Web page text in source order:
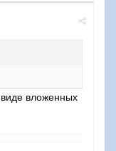
вложенных